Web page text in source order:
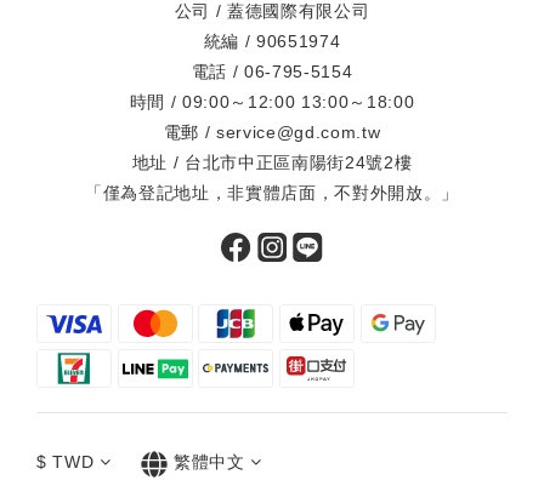
公司 / 蓋德國際有限公司
統編 / 90651974
電話 / 06-795-5154
時間 / 09:00～12:00 13:00～18:00
電郵 / service@gd.com.tw
地址 / 台北市中正區南陽街24號2樓
「僅為登記地址，非實體店面，不對外開放。」
$ TWD 繁體中文